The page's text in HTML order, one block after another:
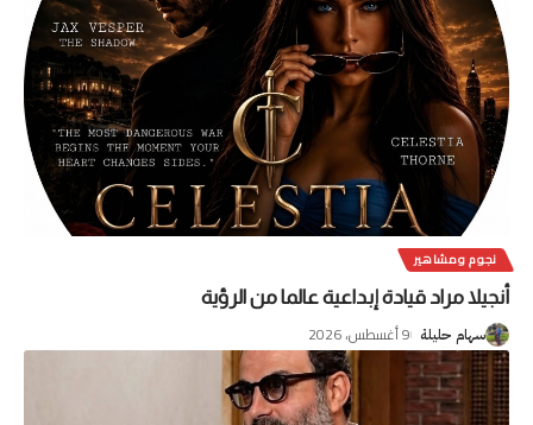
نجوم ومشاهير
أنجيلا مراد قيادة إبداعية عالما من الرؤية
سهام حليلة 9 أغسطس، 2026